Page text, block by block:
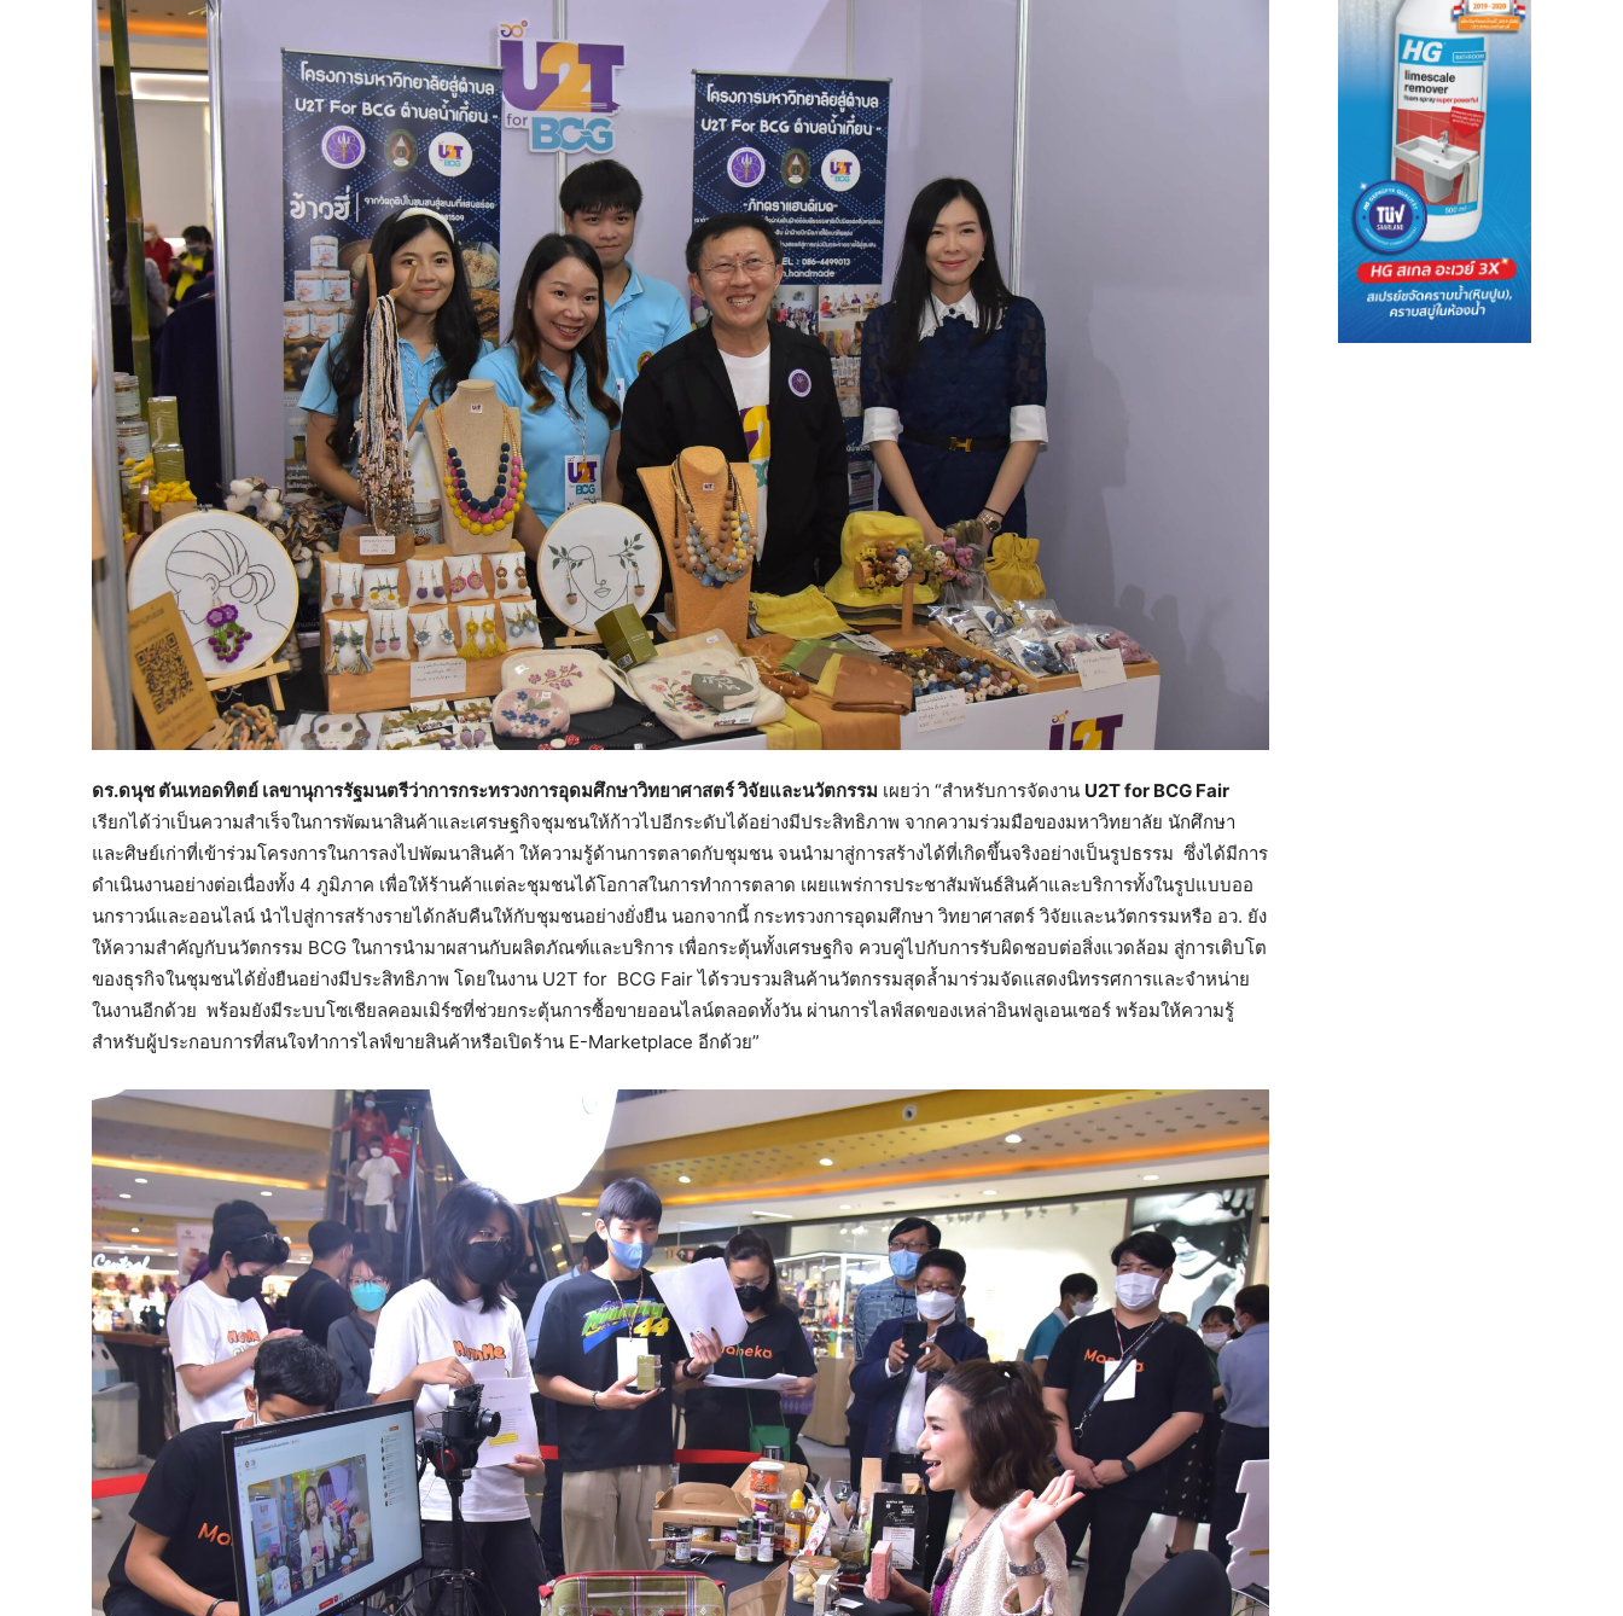
ดร.ดนุช ตันเทอดทิตย์ เลขานุการรัฐมนตรีว่าการกระทรวงการอุดมศึกษาวิทยาศาสตร์ วิจัยและนวัตกรรม เผยว่า “สำหรับการจัดงาน U2T for BCG Fair
เรียกได้ว่าเป็นความสำเร็จในการพัฒนาสินค้าและเศรษฐกิจชุมชนให้ก้าวไปอีกระดับได้อย่างมีประสิทธิภาพ จากความร่วมมือของมหาวิทยาลัย นักศึกษา
และศิษย์เก่าที่เข้าร่วมโครงการในการลงไปพัฒนาสินค้า ให้ความรู้ด้านการตลาดกับชุมชน จนนำมาสู่การสร้างได้ที่เกิดขึ้นจริงอย่างเป็นรูปธรรม ซึ่งได้มีการ
ดำเนินงานอย่างต่อเนื่องทั้ง 4 ภูมิภาค เพื่อให้ร้านค้าแต่ละชุมชนได้โอกาสในการทำการตลาด เผยแพร่การประชาสัมพันธ์สินค้าและบริการทั้งในรูปแบบออ
นกราวน์และออนไลน์ นำไปสู่การสร้างรายได้กลับคืนให้กับชุมชนอย่างยั่งยืน นอกจากนี้ กระทรวงการอุดมศึกษา วิทยาศาสตร์ วิจัยและนวัตกรรมหรือ อว. ยัง
ให้ความสำคัญกับนวัตกรรม BCG ในการนำมาผสานกับผลิตภัณฑ์และบริการ เพื่อกระตุ้นทั้งเศรษฐกิจ ควบคู่ไปกับการรับผิดชอบต่อสิ่งแวดล้อม สู่การเติบโต
ของธุรกิจในชุมชนได้ยั่งยืนอย่างมีประสิทธิภาพ โดยในงาน U2T for BCG Fair ได้รวบรวมสินค้านวัตกรรมสุดล้ำมาร่วมจัดแสดงนิทรรศการและจำหน่าย
ในงานอีกด้วย พร้อมยังมีระบบโซเชียลคอมเมิร์ซที่ช่วยกระตุ้นการซื้อขายออนไลน์ตลอดทั้งวัน ผ่านการไลฟ์สดของเหล่าอินฟลูเอนเซอร์ พร้อมให้ความรู้
สำหรับผู้ประกอบการที่สนใจทำการไลฟ์ขายสินค้าหรือเปิดร้าน E-Marketplace อีกด้วย”